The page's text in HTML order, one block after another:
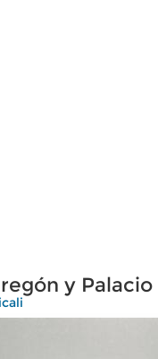
y Palacio